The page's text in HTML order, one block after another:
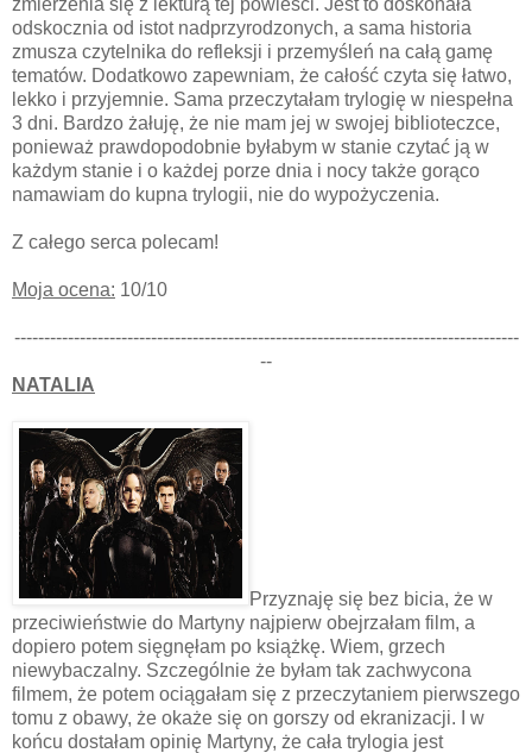
odskocznia od istot nadprzyrodzonych, a sama historia
zmusza czytelnika do refleksji i przemyśleń na całą gamę
tematów. Dodatkowo zapewniam, że całość czyta się łatwo,
lekko i przyjemnie. Sama przeczytałam trylogię w niespełna
3 dni. Bardzo żałuję, że nie mam jej w swojej biblioteczce,
ponieważ prawdopodobnie byłabym w stanie czytać ją w
każdym stanie i o każdej porze dnia i nocy także gorąco
namawiam do kupna trylogii, nie do wypożyczenia.
Z całego serca polecam!
Moja ocena: 10/10
-------------------------------------------------------------------------------------
--
NATALIA
Przyznaję się bez bicia, że w
przeciwieństwie do Martyny najpierw obejrzałam film, a
dopiero potem sięgnęłam po książkę. Wiem, grzech
niewybaczalny. Szczególnie że byłam tak zachwycona
filmem, że potem ociągałam się z przeczytaniem pierwszego
tomu z obawy, że okaże się on gorszy od ekranizacji. I w
końcu dostałam opinię Martyny, że cała trylogia jest